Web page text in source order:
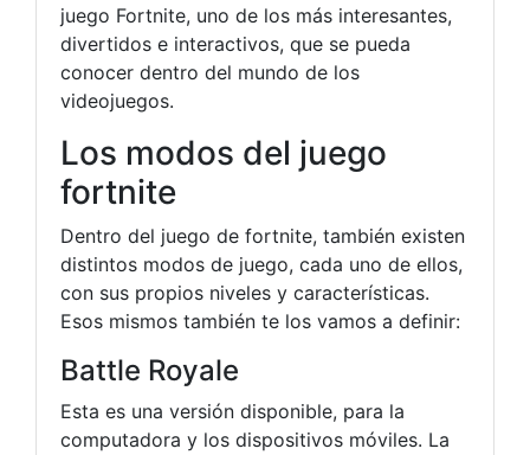
juego Fortnite, uno de los más interesantes,
divertidos e interactivos, que se pueda
conocer dentro del mundo de los
videojuegos.
Los modos del juego
fortnite
Dentro del juego de fortnite, también existen
distintos modos de juego, cada uno de ellos,
con sus propios niveles y características.
Esos mismos también te los vamos a definir:
Battle Royale
Esta es una versión disponible, para la
computadora y los dispositivos móviles. La